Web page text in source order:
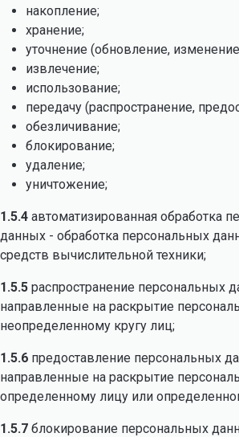
накопление;
хранение;
уточнение (обновление,
извлечение;
использование;
передачу (распространение,
обезличивание;
блокирование;
удаление;
уничтожение;
1.5.4 автоматизированная обработка
данных - обработка персональных
средств вычислительной техники;
1.5.5 распространение персональных
направленные на раскрытие
неопределенному кругу лиц;
1.5.6 предоставление персональных
направленные на раскрытие
определенному лицу или
1.5.7 блокирование персональных